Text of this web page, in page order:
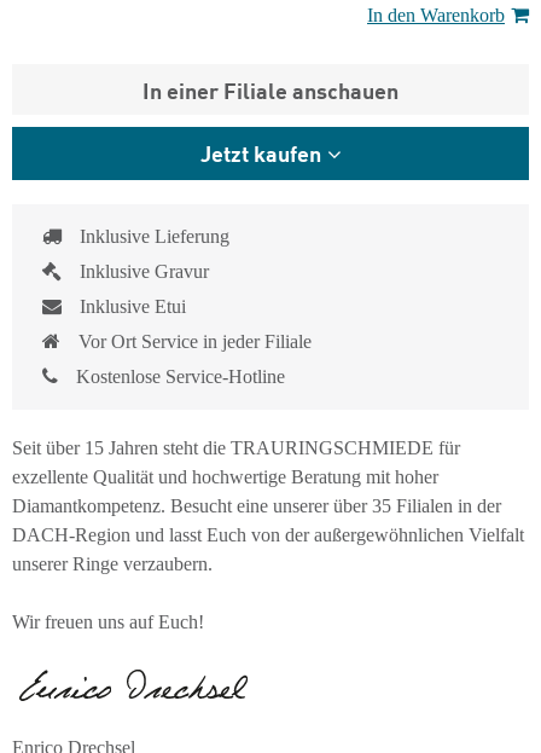
In den Warenkorb
In einer Filiale anschauen
Jetzt kaufen
Inklusive Lieferung
Inklusive Gravur
Inklusive Etui
Vor Ort Service in jeder Filiale
Kostenlose Service-Hotline
Seit über 15 Jahren steht die TRAURINGSCHMIEDE für
exzellente Qualität und hochwertige Beratung mit hoher
Diamantkompetenz. Besucht eine unserer über 35 Filialen in der
DACH-Region und lasst Euch von der außergewöhnlichen Vielfalt
unserer Ringe verzaubern.
Wir freuen uns auf Euch!
Enrico Drechsel